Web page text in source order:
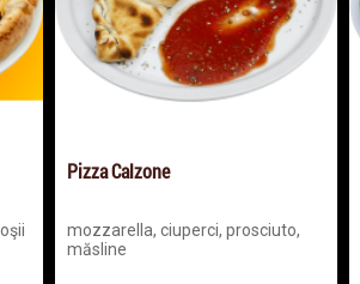
Pizza Calzone
mozzarella, ciuperci, prosciuto,
măsline